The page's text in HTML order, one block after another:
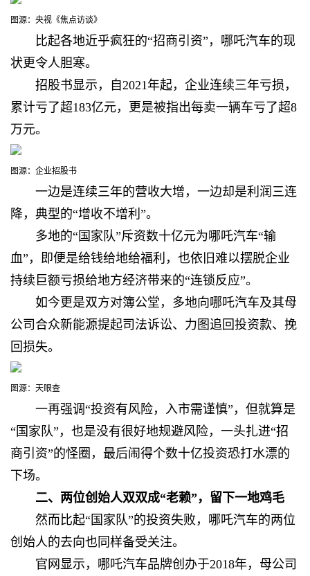
图源：央视《焦点访谈》
比起各地近乎疯狂的“招商引资”，哪吒汽车的现
状更令人胆寒。
招股书显示，自2021年起，企业连续三年亏损，
累计亏了超183亿元，更是被指出每卖一辆车亏了超8
万元。
图源：企业招股书
一边是连续三年的营收大增，一边却是利润三连
降，典型的“增收不增利”。
多地的“国家队”斥资数十亿元为哪吒汽车“输
血”，即便是给钱给地给福利，也依旧难以摆脱企业
持续巨额亏损给地方经济带来的“连锁反应”。
如今更是双方对簿公堂， 多地向哪吒汽车及其母
公司合众新能源提起司法诉讼、力图追回投资款、挽
回损失。
图源：天眼查
一再强调“投资有风险，入市需谨慎”，但就算是
“国家队”，也是没有很好地规避风险，一头扎进“招
商引资”的怪圈，最后闹得个数十亿投资恐打水漂的
下场。
二、两位创始人双双成“老赖”， 留下一地鸡毛
然而比起“国家队”的投资失败，哪吒汽车的两位
创始人的去向也同样备受关注。
官网显示，哪吒汽车品牌创办于2018年，母公司